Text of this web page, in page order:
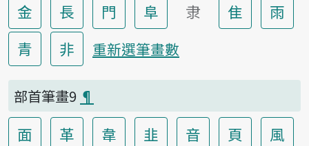
金 長 門 阜 隶 隹
雨
青
非 重新選筆畫數
部首筆畫9 ¶
面 革 韋 韭 音 頁
風